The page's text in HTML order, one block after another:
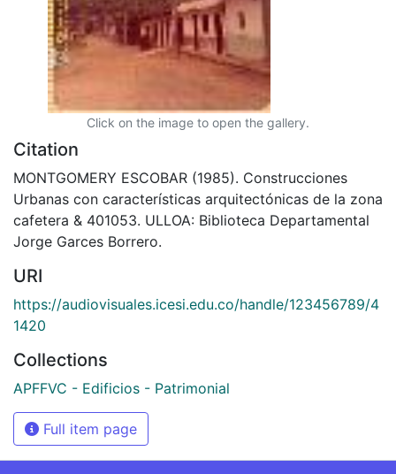
Click on the image to open the gallery.
Citation
MONTGOMERY ESCOBAR (1985). Construcciones
Urbanas con características arquitectónicas de la zona
cafetera & 401053. ULLOA: Biblioteca Departamental
Jorge Garces Borrero.
URI
https://audiovisuales.icesi.edu.co/handle/123456789/4
1420
Collections
APFFVC - Edificios - Patrimonial
Full item page